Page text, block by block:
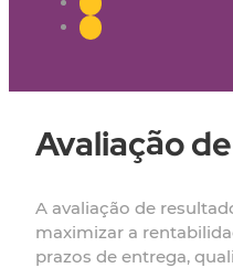
Avaliação
A avaliação de
maximizar a
prazos de entrega,